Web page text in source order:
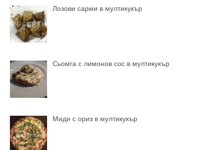
Лозови сарми в мултикукър
Сьомга с лимонов сос в мултикукър
Миди с ориз в мултикукър